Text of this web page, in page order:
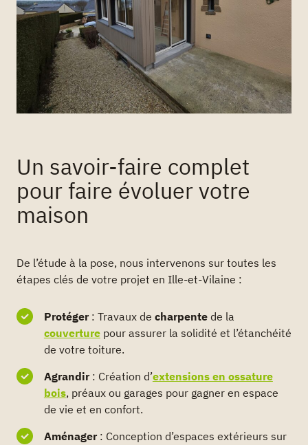
Un savoir-faire complet
pour faire évoluer votre
maison
De l’étude à la pose, nous intervenons sur toutes les
étapes clés de votre projet en Ille-et-Vilaine :
Protéger: Travaux de charpentede la
couverturepour assurer la solidité et l’étanchéité
de votre toiture.
Agrandir: Création d’extensions en ossature
bois, préaux ou garages pour gagner en espace
de vie et en confort.
Aménager: Conception d’espaces extérieurs sur